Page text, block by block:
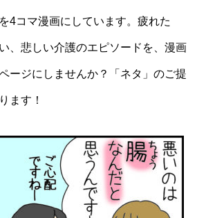
4コマ漫画にしています。疲れた
、悲しい介護のエピソードを、漫画
ージにしませんか？「ネタ」のご提
ます！